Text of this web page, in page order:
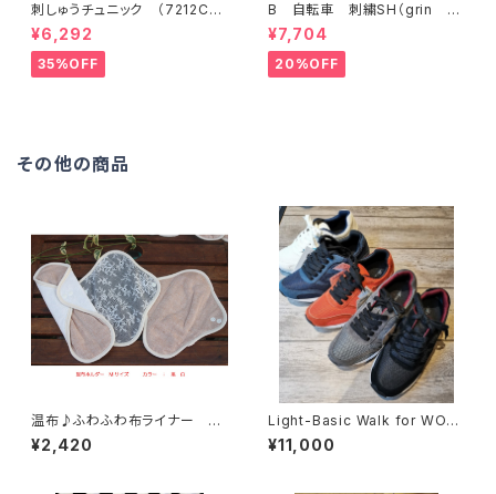
刺しゅうチュニック （7212C01
2) NATURAL LAUNDRY
ナチュラルランドリー
¥6,292
35%OFF
B 自転車 刺繍SH（grin グ
リン）
¥7,704
20%OFF
その他の商品
温布♪ふわふわ布ライナー ホ
ルダー M サイズ
¥2,420
Light-Basic Walk for WOM
EN (MID FOOTミッドフット)
¥11,000